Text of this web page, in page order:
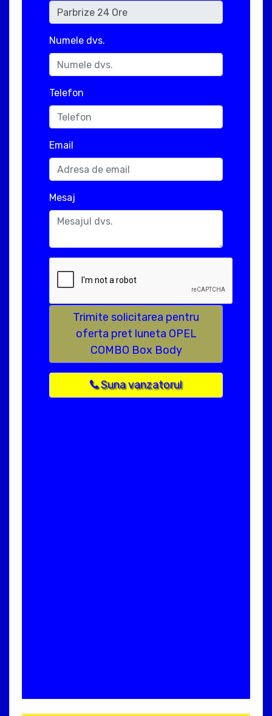
Numele dvs.
Telefon
Email
Mesaj
Trimite solicitarea pentru
oferta pret luneta OPEL
COMBO Box Body
Suna vanzatorul